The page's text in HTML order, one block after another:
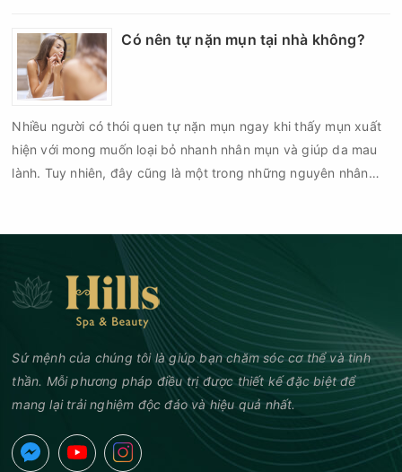
sai kỹ thuật hoặc lấy nhân mụn không đúng thời điểm, làn da
có thể đối mặt với nguy cơ viêm nhiễm, thâm sau mụn và thậm
chí là sẹo rỗ. Vậy nặn mụn chuẩn y khoa là gì và một quy trình
đạt tiêu chuẩn cần đáp ứng những yêu cầu nào?
Có nên tự nặn mụn tại nhà không?
Nhiều người có thói quen tự nặn mụn ngay khi thấy mụn xuất
hiện với mong muốn loại bỏ nhanh nhân mụn và giúp da mau
lành. Tuy nhiên, đây cũng là một trong những nguyên nhân
Sứ mệnh của chúng tôi là giúp bạn chăm sóc cơ thể và tinh
thần. Mỗi phương pháp điều trị được thiết kế đặc biệt để
mang lại trải nghiệm độc đáo và hiệu quả nhất.